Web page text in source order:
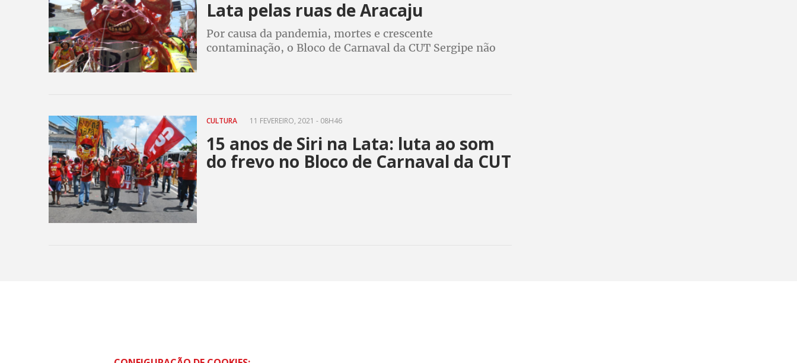
Lata pelas ruas de Aracaju
Por causa da pandemia, mortes e crescente
contaminação, o Bloco de Carnaval da CUT Sergipe não
CULTURA 11 FEVEREIRO, 2021 - 08H46
15 anos de Siri na Lata: luta ao som
do frevo no Bloco de Carnaval da CUT